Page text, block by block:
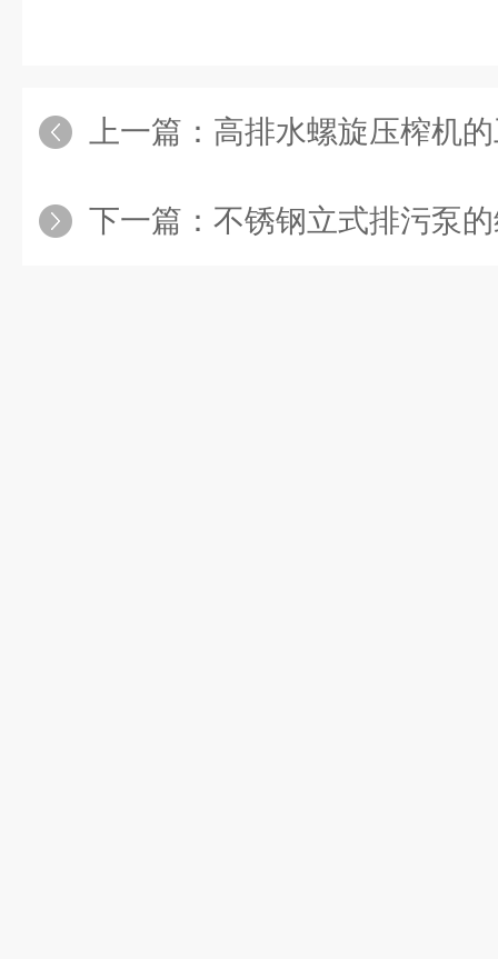
上一篇： 高排水螺旋压榨机
下一篇： 不锈钢立式排污泵